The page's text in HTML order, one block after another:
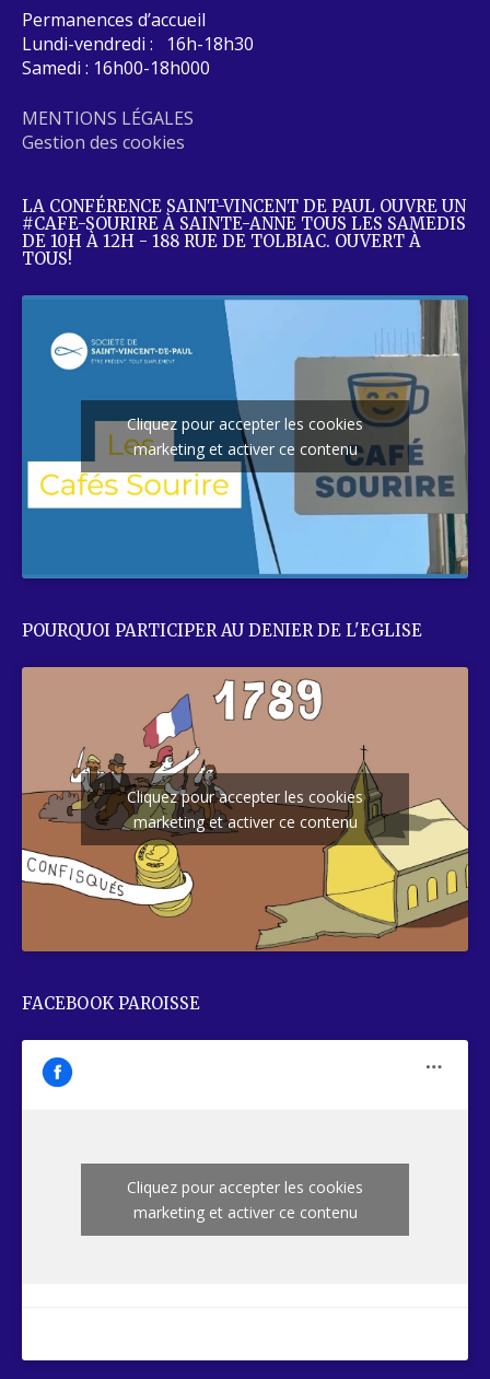
Permanences d’accueil
Lundi-vendredi : 16h-18h30
Samedi : 16h00-18h000
MENTIONS LÉGALES
Gestion des cookies
LA CONFÉRENCE SAINT-VINCENT DE PAUL OUVRE UN
#CAFE-SOURIRE À SAINTE-ANNE TOUS LES SAMEDIS
DE 10H À 12H - 188 RUE DE TOLBIAC. OUVERT À
TOUS!
Cliquez pour accepter les cookies
marketing et activer ce contenu
POURQUOI PARTICIPER AU DENIER DE L'EGLISE
Cliquez pour accepter les cookies
marketing et activer ce contenu
FACEBOOK PAROISSE
Cliquez pour accepter les cookies
marketing et activer ce contenu